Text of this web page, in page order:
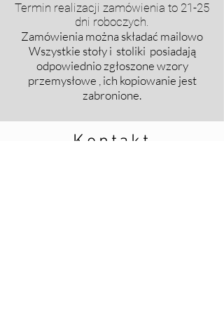
Termin realizacji zamówienia to 21-25
dni roboczych.
Zamówienia można składać mailowo
​Wszystkie stoły i stoliki posiadają
odpowiednio zgłoszone wzory
przemysłowe , ich kopiowanie jest
zabronione.
Kontakt